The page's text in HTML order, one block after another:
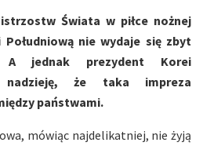
Świata w piłce nożnej
Południową nie wydaje się zbyt
A jednak prezydent Korei
nadzieję, że taka impreza
państwami.
mówiąc najdelikatniej, nie żyją